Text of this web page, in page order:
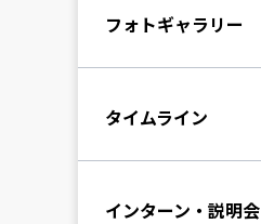
フォトギャラリー
タイムライン
インターン・説明会